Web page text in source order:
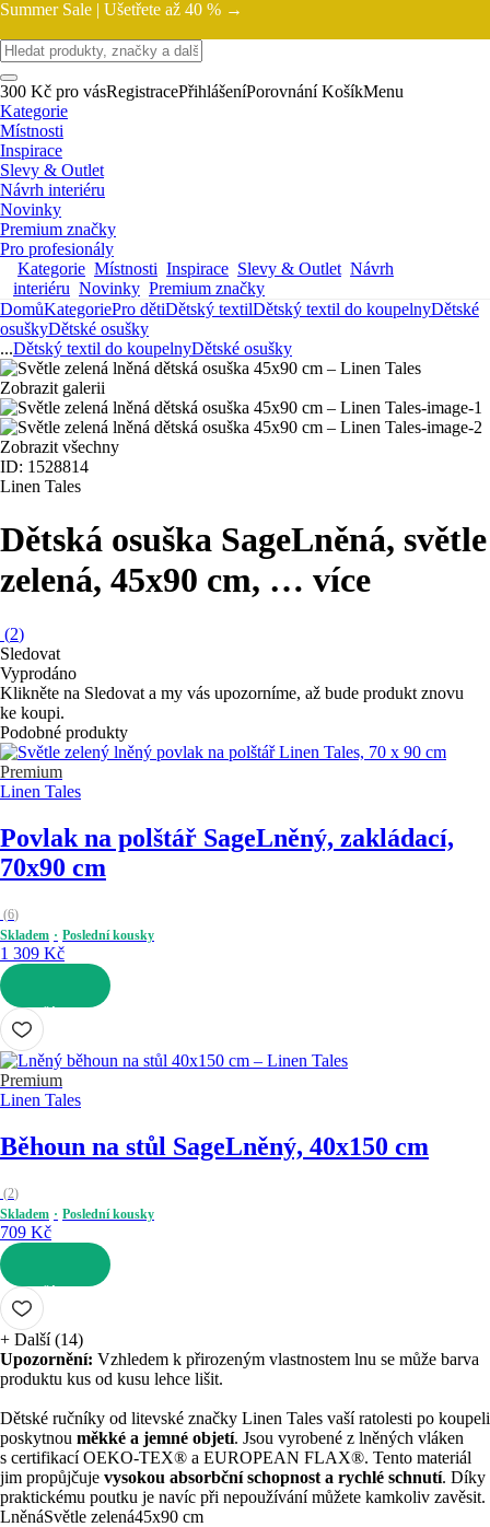
Summer Sale | Ušetřete až 40 % →
300 Kč pro vásRegistracePřihlášeníPorovnání KošíkMenu
Kategorie
Místnosti
Inspirace
Slevy & Outlet
Návrh interiéru
Novinky
Premium značky
Pro profesionály
Kategorie Místnosti Inspirace Slevy & Outlet Návrh
interiéru Novinky Premium značky
DomůKategoriePro dětiDětský textilDětský textil do koupelnyDětské
osuškyDětské osušky
...Dětský textil do koupelnyDětské osušky
Zobrazit galerii
Zobrazit všechny
ID: 1528814
Linen Tales
Dětská osuška SageLněná, světle
zelená, 45x90 cm, … více
(2)
Sledovat
Vyprodáno
Klikněte na Sledovat a my vás upozorníme, až bude produkt znovu
ke koupi.
Podobné produkty
Premium
Linen Tales
Povlak na polštář SageLněný, zakládací,
70x90 cm
(6)
Skladem
Poslední kousky
1 309 Kč
DO KOŠÍKU
Premium
Linen Tales
Běhoun na stůl SageLněný, 40x150 cm
(2)
Skladem
Poslední kousky
709 Kč
DO KOŠÍKU
+ Další (14)
Upozornění: Vzhledem k přirozeným vlastnostem lnu se může barva
produktu kus od kusu lehce lišit.
Dětské ručníky od litevské značky Linen Tales vaší ratolesti po koupeli
poskytnou měkké a jemné objetí. Jsou vyrobené z lněných vláken
s certifikací OEKO-TEX® a EUROPEAN FLAX®. Tento materiál
jim propůjčuje vysokou absorbční schopnost a rychlé schnutí. Díky
praktickému poutku je navíc při nepoužívání můžete kamkoliv zavěsit.
LněnáSvětle zelená45x90 cm